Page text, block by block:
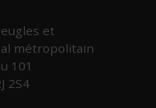
et
métropolitain
101
2S4